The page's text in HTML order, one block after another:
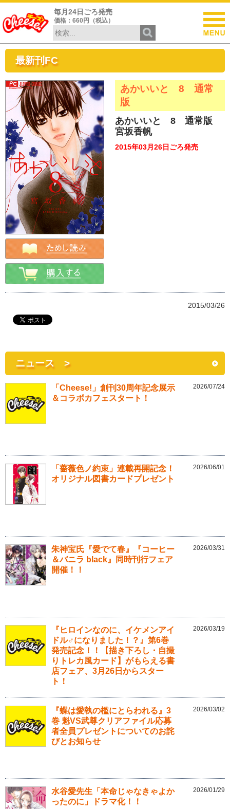
毎月24日ごろ発売
価格：660円（税込）
最新刊FC
あかいいと 8 通常
版
あかいいと 8 通常版
宮坂香帆
2015年03月26日ごろ発売
2015/03/26
ニュース >
「Cheese!」創刊30周年記念展示
＆コラボカフェスタート！
2026/07/24
「薔薇色ノ約束」連載再開記念！
オリジナル図書カードプレゼント
2026/06/01
朱神宝氏『愛でて春』『コーヒー
＆バニラ black』同時刊行フェア
開催！！
2026/03/31
『ヒロインなのに、イケメンアイ
ドル♂になりました！？』第6巻
発売記念！！【描き下ろし・自撮
りトレカ風カード】がもらえる書
店フェア、3月26日からスター
ト！
2026/03/19
『蝶は愛執の檻にとらわれる』3
巻 魁VS武尊クリアファイル応募
者全員プレゼントについてのお詫
びとお知らせ
2026/03/02
水谷愛先生「本命じゃなきゃよか
ったのに」ドラマ化！！
2026/01/29